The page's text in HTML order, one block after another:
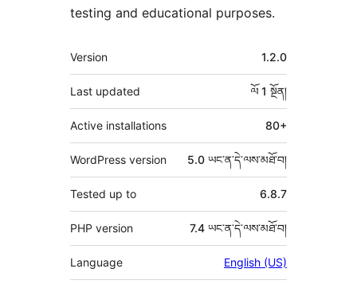
testing and educational purposes.
ཟུར་
བརྗོད།
Version 1.2.0
Last updated ལོ 1 སྔོན།
Active installations 80+
WordPress version 5.0 ཡང་ན་དེ་ལས་མཐོ་བ།
Tested up to 6.8.7
PHP version 7.4 ཡང་ན་དེ་ལས་མཐོ་བ།
Language English (US)